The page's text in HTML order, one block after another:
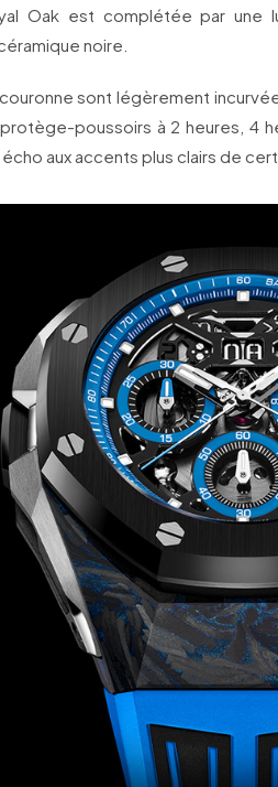
Oak est complétée par une
noire.
sont légèrement
poussoirs à 2 heures, 4
aux accents plus clairs de